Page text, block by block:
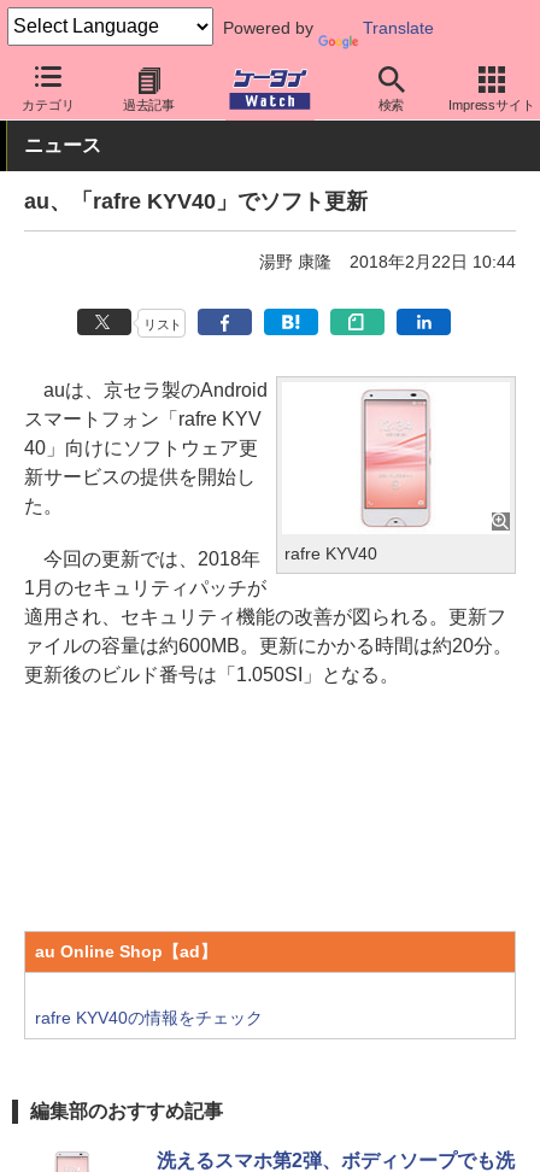
Powered by Translate
カテゴリ 過去記事 検索 Impressサイト
ケータイ Watch キャリア au ソフト更新
ニュース
au、「rafre KYV40」でソフト更新
湯野 康隆 2018年2月22日 10:44
リスト
rafre KYV40
auは、京セラ製のAndroid
スマートフォン「rafre KYV
40」向けにソフトウェア更
新サービスの提供を開始し
た。
今回の更新では、2018年
1月のセキュリティパッチが
適用され、セキュリティ機能の改善が図られる。更新フ
ァイルの容量は約600MB。更新にかかる時間は約20分。
更新後のビルド番号は「1.050SI」となる。
au Online Shop【ad】
rafre KYV40の情報をチェック
編集部のおすすめ記事
洗えるスマホ第2弾、ボディソープでも洗